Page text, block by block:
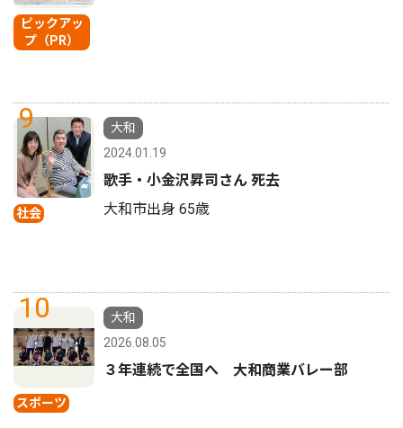
ピックアッ
プ（PR）
9
社会
大和
2024.01.19
歌手・小金沢昇司さん 死去
大和市出身 65歳
10
スポーツ
大和
2026.08.05
３年連続で全国へ 大和商業バレー部